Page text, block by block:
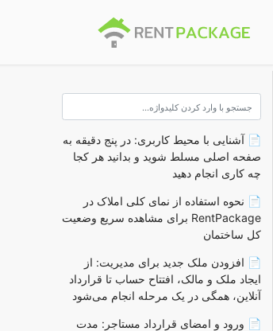
📄 آشنایی با محیط کاربری: در پنج دقیقه به
صفحه اصلی مسلط شوید و بدانید هر کجا
چه کاری انجام دهید
📄 نحوه استفاده از نمای کلی املاک در
RentPackage برای مشاهده سریع وضعیت
کل ساختمان
📄 افزودن ملک جدید برای مدیریت: از
ایجاد ملک و مالک، افتتاح حساب تا قرارداد
آنلاین، همگی در یک مرحله انجام می‌شود
📄 ورود و امضای قرارداد مستاجر: مدت